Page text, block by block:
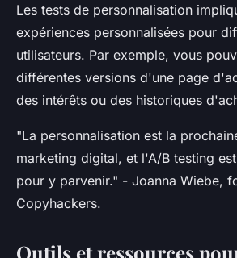
Les tests de personnalisation
expériences personnalisées pour
utilisateurs. Par exemple, vous
différentes versions d'une page
des intérêts ou des historiques
"La personnalisation est la
marketing digital, et l'A/B testing
pour y parvenir." - Joanna Wiebe,
Copyhackers.
Outils et ressources